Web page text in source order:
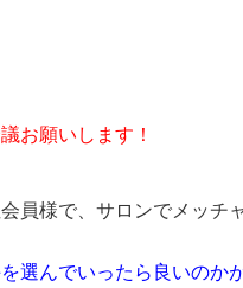
お願いします！
員様で、サロンでメッチ
を選んでいったら良い